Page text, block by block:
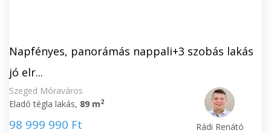
Napfényes, panorámás nappali+3 szobás lakás
jó elr...
Szeged Móraváros
Eladó tégla lakás, 89 m2
98 999 990 Ft Rádi Renátó